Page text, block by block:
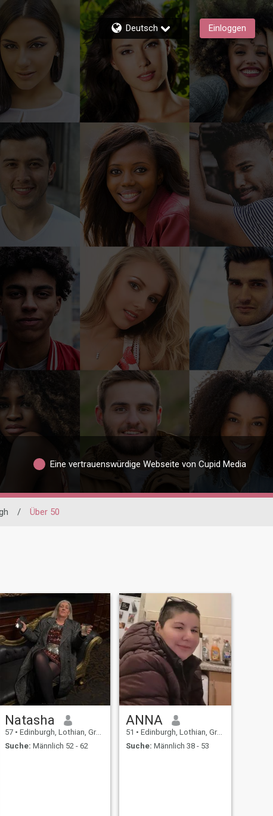
Deutsch Einloggen
Eine vertrauenswürdige Webseite von Cupid Media
/ Über 50
Natasha
57 • Edinburgh, Lothian, Grossbritannien
Suche: Männlich 52 - 62
ANNA
51 • Edinburgh, Lothian, Grossbritannien
Suche: Männlich 38 - 53